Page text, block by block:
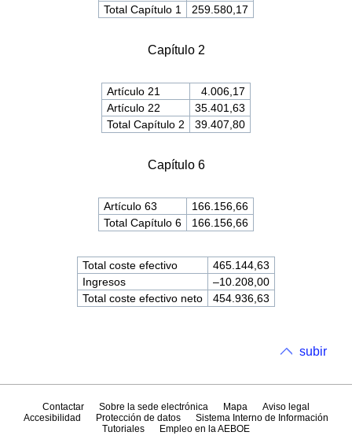
Total Capítulo 1
259.580,17
Capítulo 2
Artículo 21
4.006,17
Artículo 22
35.401,63
Total Capítulo 2
39.407,80
Capítulo 6
Artículo 63
166.156,66
Total Capítulo 6
166.156,66
Total coste efectivo
465.144,63
Ingresos
–10.208,00
Total coste efectivo neto
454.936,63
subir
Contactar Sobre la sede electrónica Mapa
Aviso legal
Accesibilidad
Protección de datos
Sistema Interno de Información
Tutoriales
Empleo en la AEBOE